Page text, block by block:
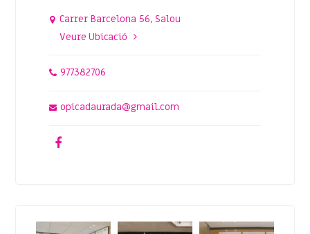
Carrer Barcelona 56, Salou
Veure Ubicació
977382706
opicadaurada@gmail.com